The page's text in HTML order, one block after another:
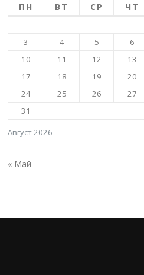
Август 2026
ПН ВТ СР ЧТ
3
4 5 6
10
11 12 13
17
18 19 20
24
25 26 27
31
« Май